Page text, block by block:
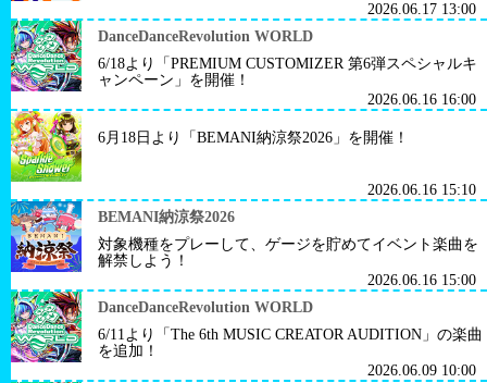
2026.06.17 13:00
DanceDanceRevolution WORLD
6/18より「PREMIUM CUSTOMIZER 第6弾スペシャルキ
ャンペーン」を開催！
2026.06.16 16:00
6月18日より「BEMANI納涼祭2026」を開催！
2026.06.16 15:10
BEMANI納涼祭2026
対象機種をプレーして、ゲージを貯めてイベント楽曲を
解禁しよう！
2026.06.16 15:00
DanceDanceRevolution WORLD
6/11より「The 6th MUSIC CREATOR AUDITION」の楽曲
を追加！
2026.06.09 10:00